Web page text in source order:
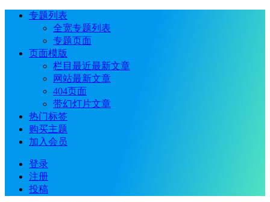
专题列表
全宽专题列表
专题页面
页面模版
栏目最近最新文章
网站最新文章
404页面
带幻灯片文章
热门标签
购买主题
加入会员
登录
注册
投稿